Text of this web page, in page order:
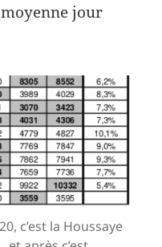
jour
c’est la Houssaye